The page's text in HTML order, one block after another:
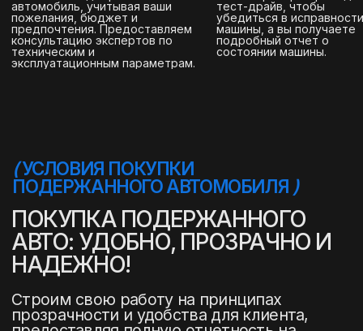
ПРОЦЕСС ДОСТАВКИ
Мы обеспечиваем проверку, выкуп,
таможенную очистку, транспортировку
и страхование для вашего спокойствия.
вы получили автомобиль в идеальном
состоянии и с полной уверенностью в
надежности сделки.